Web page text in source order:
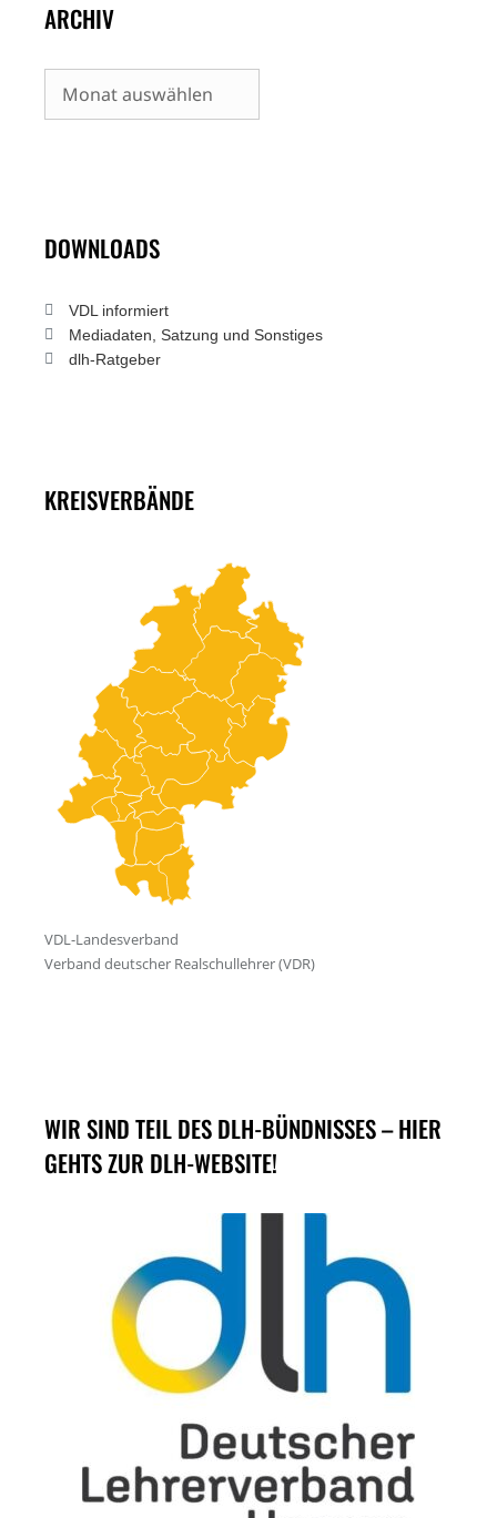
ARCHIV
Archiv
DOWNLOADS
VDL informiert
Mediadaten, Satzung und Sonstiges
dlh-Ratgeber
KREISVERBÄNDE
WIR SIND TEIL DES DLH-BÜNDNISSES – HIER
GEHTS ZUR DLH-WEBSITE!